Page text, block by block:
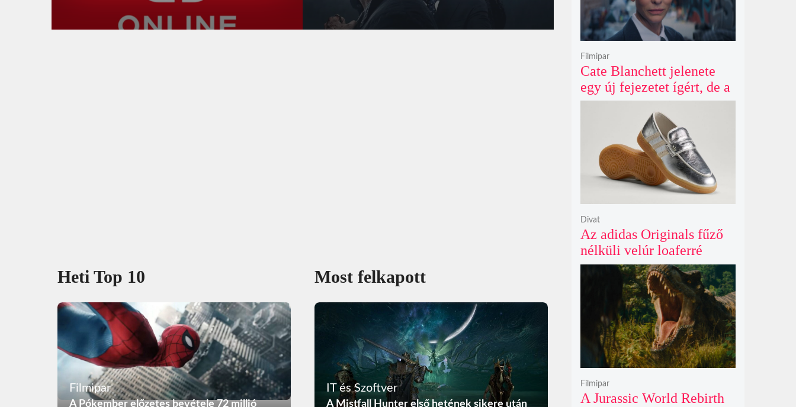
Heti Top 10
Filmipar
A Pókember előzetes bevétele 72 millió
Most felkapott
IT és Szoftver
A Mistfall Hunter első hetének sikere után
Cate Blanchett jelenete
egy új fejezetet ígért, de a
Netflix törölte David
Fincher Squid Game
Filmipar
Az adidas Originals fűző
nélküli velúr loaferré
alakította a legendás
Handball Spezial modellt
Divat
A Jurassic World Rebirth
Filmipar